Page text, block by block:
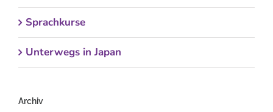
Sprachkurse
Unterwegs in Japan
Archiv